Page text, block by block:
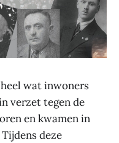
wat inwoners
verzet tegen de
en kwamen in
deze